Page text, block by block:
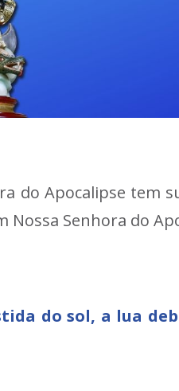
do Apocalipse tem
Nossa Senhora do
do sol, a lua